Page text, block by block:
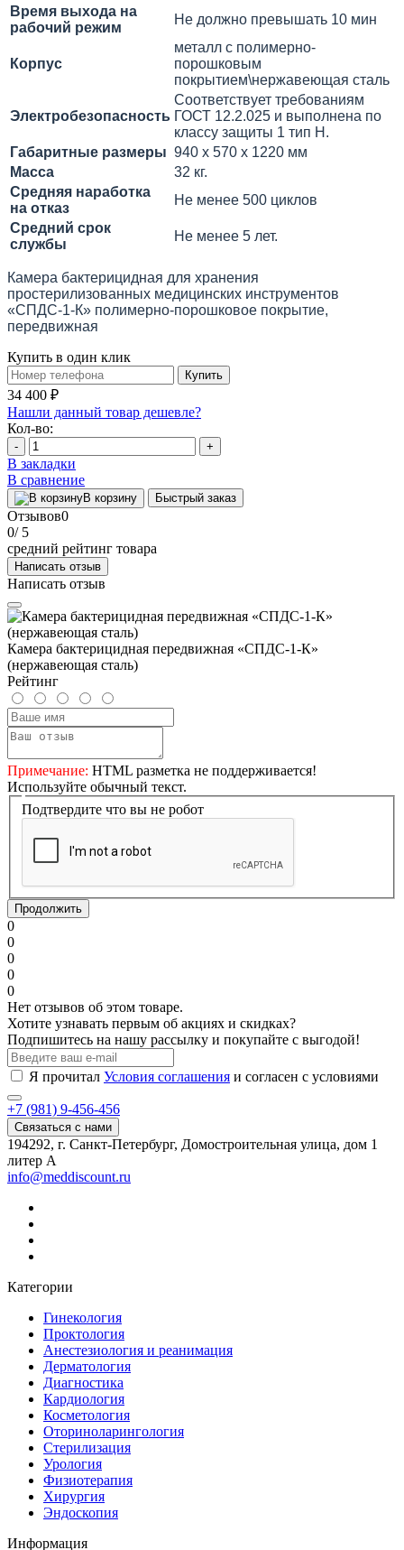
Время выхода на
рабочий режим
Не должно превышать 10 мин
Корпус
металл с полимерно-
порошковым
покрытием\нержавеющая сталь
Электробезопасность
Соответствует требованиям
ГОСТ 12.2.025 и выполнена по
классу защиты 1 тип Н.
Габаритные размеры 940 х 570 х 1220 мм
Масса
32 кг.
Средняя наработка
на отказ
Не менее 500 циклов
Средний срок
службы
Не менее 5 лет.
Камера бактерицидная для хранения
простерилизованных медицинских инструментов
«СПДС-1-К» полимерно-порошковое покрытие,
передвижная
Купить в один клик
Купить
34 400 ₽
Нашли данный товар дешевле?
Кол-во:
- +
В закладки
В сравнение
В корзину Быстрый заказ
Отзывов0
0/ 5
средний рейтинг товара
Написать отзыв
Написать отзыв
Камера бактерицидная передвижная «СПДС-1-К»
(нержавеющая сталь)
Рейтинг
Примечание: HTML разметка не поддерживается!
Используйте обычный текст.
Подтвердите что вы не робот
Продолжить
0
0
0
0
0
Нет отзывов об этом товаре.
Хотите узнавать первым об акциях и скидках?
Подпишитесь на нашу рассылку и покупайте с выгодой!
Я прочитал Условия соглашения и согласен с условиями
+7 (981) 9-456-456
Связаться с нами
194292, г. Санкт-Петербург, Домостроительная улица, дом 1
литер А
info@meddiscount.ru
Категории
Гинекология
Проктология
Анестезиология и реанимация
Дерматология
Диагностика
Кардиология
Косметология
Оториноларингология
Стерилизация
Урология
Физиотерапия
Хирургия
Эндоскопия
Информация